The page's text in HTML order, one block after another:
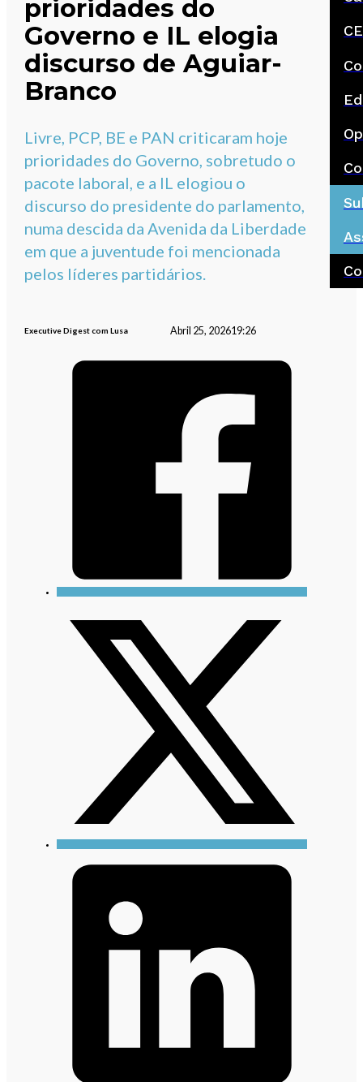
prioridades do
Governo e IL elogia
discurso de Aguiar-
Branco
Livre, PCP, BE e PAN criticaram hoje
prioridades do Governo, sobretudo o
pacote laboral, e a IL elogiou o
discurso do presidente do parlamento,
numa descida da Avenida da Liberdade
em que a juventude foi mencionada
pelos líderes partidários.
Executive Digest com Lusa Abril 25, 202619:26